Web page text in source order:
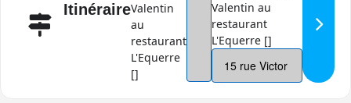
ItinéraireValentin
au
restaurant
L'Equerre
[]
Valentin au
restaurant
L'Equerre []